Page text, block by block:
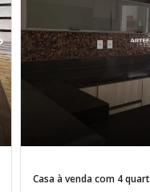
Casa à venda com 4